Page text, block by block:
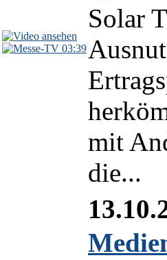
03:39
Solar
mit
die...